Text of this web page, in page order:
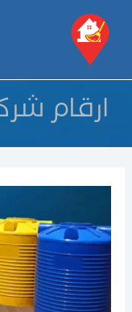
تخطي
المحتوى
ارقام